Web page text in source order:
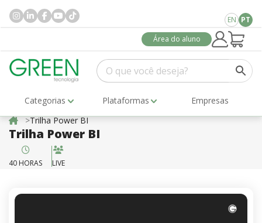
EN PT
Área do aluno
Categorias Plataformas
Empresas
Trilha Power BI
Trilha Power BI
40 HORAS LIVE